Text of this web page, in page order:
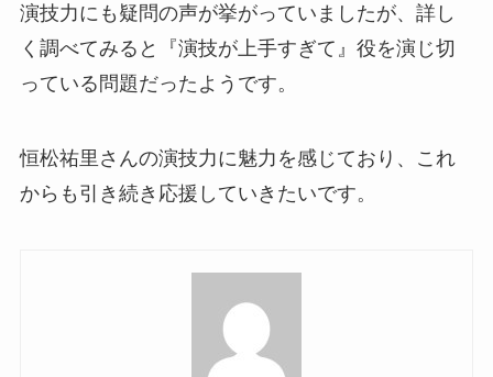
演技力にも疑問の声が挙がっていましたが、詳し
く調べてみると『演技が上手すぎて』役を演じ切
っている問題だったようです。
恒松祐里さんの演技力に魅力を感じており、これ
からも引き続き応援していきたいです。